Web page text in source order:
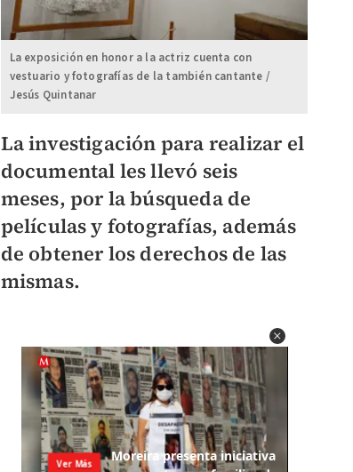
La exposición en honor a la actriz cuenta con
vestuario y fotografías de la también cantante /
Jesús Quintanar
La investigación para realizar el
documental les llevó seis
meses, por la búsqueda de
películas y fotografías, además
de obtener los derechos de las
mismas.